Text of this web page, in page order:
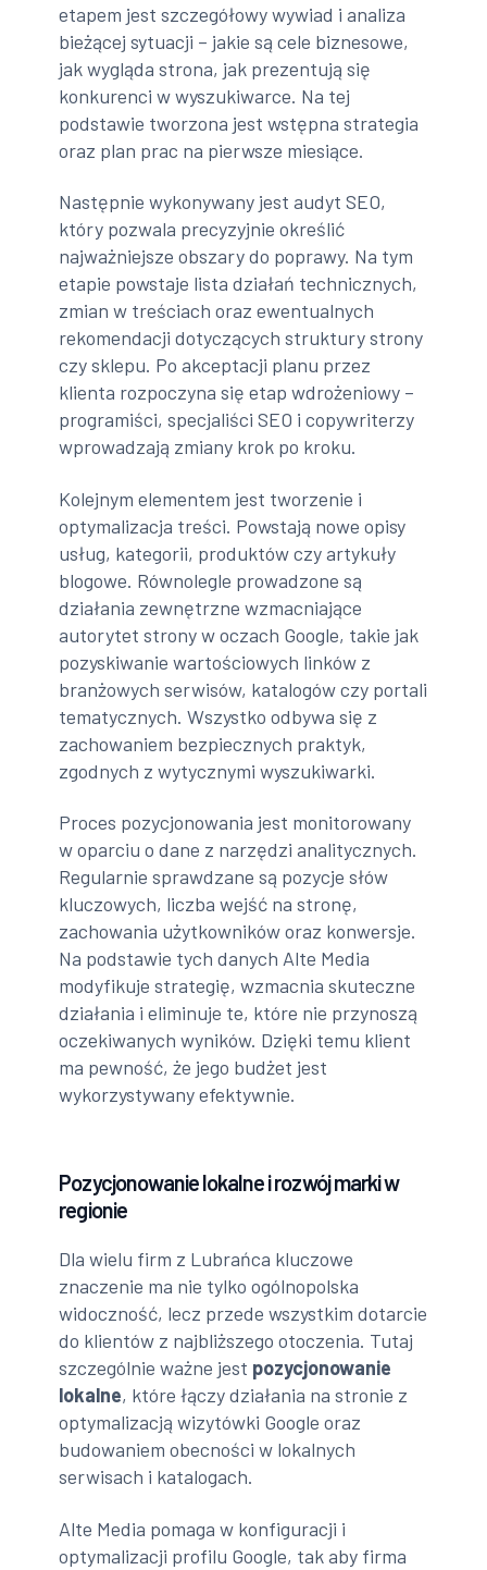
etapem jest szczegółowy wywiad i analiza
bieżącej sytuacji – jakie są cele biznesowe,
jak wygląda strona, jak prezentują się
konkurenci w wyszukiwarce. Na tej
podstawie tworzona jest wstępna strategia
oraz plan prac na pierwsze miesiące.
Następnie wykonywany jest audyt SEO,
który pozwala precyzyjnie określić
najważniejsze obszary do poprawy. Na tym
etapie powstaje lista działań technicznych,
zmian w treściach oraz ewentualnych
rekomendacji dotyczących struktury strony
czy sklepu. Po akceptacji planu przez
klienta rozpoczyna się etap wdrożeniowy –
programiści, specjaliści SEO i copywriterzy
wprowadzają zmiany krok po kroku.
Kolejnym elementem jest tworzenie i
optymalizacja treści. Powstają nowe opisy
usług, kategorii, produktów czy artykuły
blogowe. Równolegle prowadzone są
działania zewnętrzne wzmacniające
autorytet strony w oczach Google, takie jak
pozyskiwanie wartościowych linków z
branżowych serwisów, katalogów czy portali
tematycznych. Wszystko odbywa się z
zachowaniem bezpiecznych praktyk,
zgodnych z wytycznymi wyszukiwarki.
Proces pozycjonowania jest monitorowany
w oparciu o dane z narzędzi analitycznych.
Regularnie sprawdzane są pozycje słów
kluczowych, liczba wejść na stronę,
zachowania użytkowników oraz konwersje.
Na podstawie tych danych Alte Media
modyfikuje strategię, wzmacnia skuteczne
działania i eliminuje te, które nie przynoszą
oczekiwanych wyników. Dzięki temu klient
ma pewność, że jego budżet jest
wykorzystywany efektywnie.
Pozycjonowanie lokalne i rozwój marki w
regionie
Dla wielu firm z Lubrańca kluczowe
znaczenie ma nie tylko ogólnopolska
widoczność, lecz przede wszystkim dotarcie
do klientów z najbliższego otoczenia. Tutaj
szczególnie ważne jest pozycjonowanie
lokalne, które łączy działania na stronie z
optymalizacją wizytówki Google oraz
budowaniem obecności w lokalnych
serwisach i katalogach.
Alte Media pomaga w konfiguracji i
optymalizacji profilu Google, tak aby firma